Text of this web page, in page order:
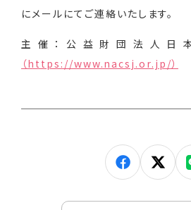
にメールにてご連絡いたします。
主催：公益財団法人日
（https://www.nacsj.or.jp/）